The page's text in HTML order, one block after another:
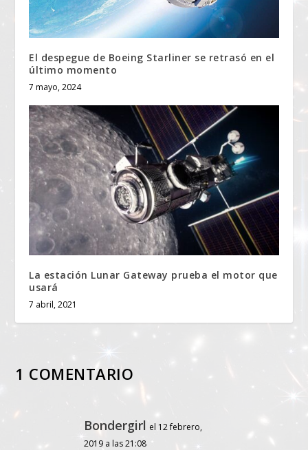
El despegue de Boeing Starliner se retrasó en el
último momento
7 mayo, 2024
La estación Lunar Gateway prueba el motor que
usará
7 abril, 2021
1 COMENTARIO
Bondergirl el 12 febrero,
2019 a las 21:08